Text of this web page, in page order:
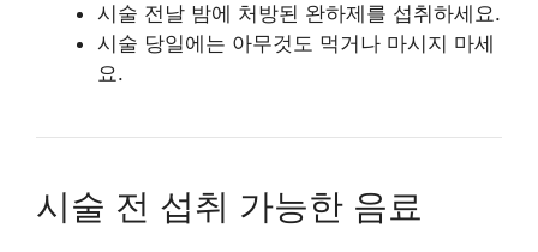
시술 전날 밤에 처방된 완하제를 섭취하세요.
시술 당일에는 아무것도 먹거나 마시지 마세
요.
시술 전 섭취 가능한 음료